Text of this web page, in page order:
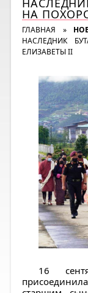
НА
ГЛАВНАЯ »
НАСЛЕДНИК
ЕЛИЗАВЕТЫ II
16